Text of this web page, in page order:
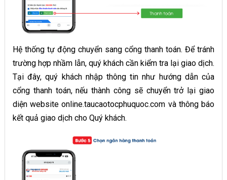
Hệ thống tự động chuyển sang cổng thanh toán. Để tránh
trường hợp nhầm lẫn, quý khách cần kiểm tra lại giao dịch.
Tại đây, quý khách nhập thông tin như hướng dẫn của
cổng thanh toán, nếu thành công sẽ chuyển trở lại giao
diện website online.taucaotocphuquoc.com và thông báo
kết quả giao dịch cho Quý khách.